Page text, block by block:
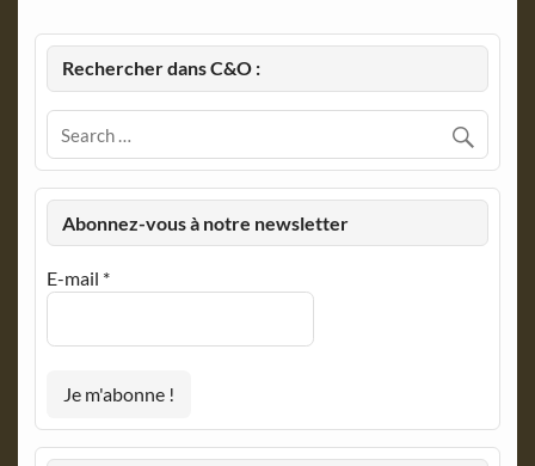
Rechercher dans C&O :
Abonnez-vous à notre newsletter
E-mail *